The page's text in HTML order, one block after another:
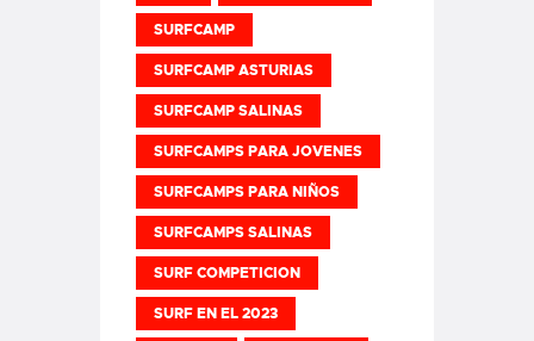
SURFCAMP
SURFCAMP ASTURIAS
SURFCAMP SALINAS
SURFCAMPS PARA JOVENES
SURFCAMPS PARA NIÑOS
SURFCAMPS SALINAS
SURF COMPETICION
SURF EN EL 2023